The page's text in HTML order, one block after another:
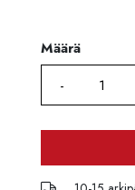
Määrä
Määrä